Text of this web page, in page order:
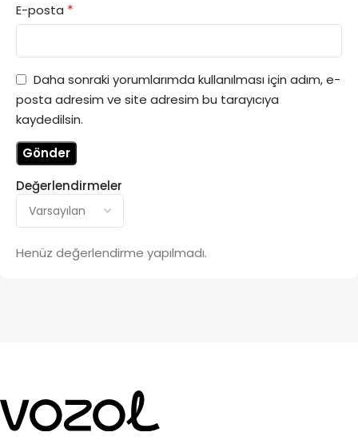
Değerlendirmeler
Henüz değerlendirme yapılmadı.
E-posta *
Daha sonraki yorumlarımda kullanılması için adım, e-
posta adresim ve site adresim bu tarayıcıya
kaydedilsin.